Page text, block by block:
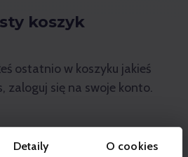
Detaily O cookies
koszyk
ostatnio w koszyku jakieś
zaloguj się na swoje konto.